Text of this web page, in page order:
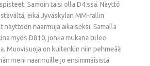
Samoin taisi olla D4:ssä. Näyttö
eikä Jyväskylän MM-rallin
näyttöön naarmuja aikaiseksi. Samalla
myös D810, jonka mukana tulee
Muovisuoja on kuitenkin niin pehmeää
meni naarmuille jo ensimmäisistä